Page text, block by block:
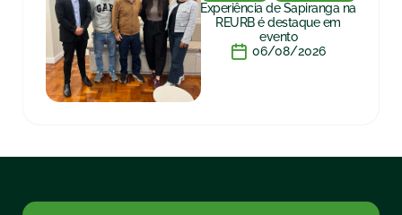
Experiência de Sapiranga na
REURB é destaque em
evento
06/08/2026